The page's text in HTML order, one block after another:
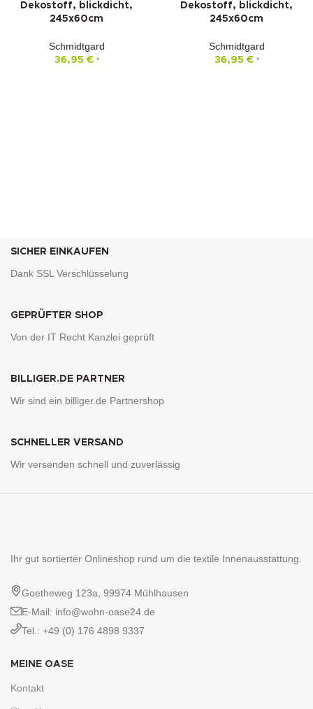
Dekostoff, blickdicht,
245x60cm
Schmidtgard
36,95 € *
Dekostoff, blickdicht,
245x60cm
Schmidtgard
36,95 € *
SICHER EINKAUFEN
Dank SSL Verschlüsselung
GEPRÜFTER SHOP
Von der IT Recht Kanzlei geprüft
BILLIGER.DE PARTNER
Wir sind ein billiger.de Partnershop
SCHNELLER VERSAND
Wir versenden schnell und zuverlässig
Ihr gut sortierter Onlineshop rund um die textile Innenausstattung.
Goetheweg 123a, 99974 Mühlhausen
E-Mail: info@wohn-oase24.de
Tel.: +49 (0) 176 4898 9337
MEINE OASE
Kontakt